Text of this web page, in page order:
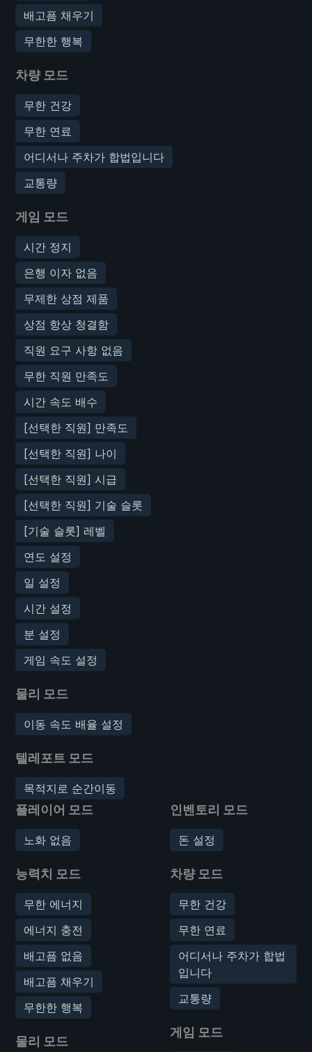
배고픔 채우기
무한한 행복
차량 모드
무한 건강
무한 연료
어디서나 주차가 합법입니다
교통량
게임 모드
시간 정지
은행 이자 없음
무제한 상점 제품
상점 항상 청결함
직원 요구 사항 없음
무한 직원 만족도
시간 속도 배수
[선택한 직원] 만족도
[선택한 직원] 나이
[선택한 직원] 시급
[선택한 직원] 기술 슬롯
[기술 슬롯] 레벨
연도 설정
일 설정
시간 설정
분 설정
게임 속도 설정
물리 모드
이동 속도 배율 설정
텔레포트 모드
목적지로 순간이동
플레이어 모드
노화 없음
능력치 모드
무한 에너지
에너지 충전
배고픔 없음
배고픔 채우기
무한한 행복
물리 모드
인벤토리 모드
돈 설정
차량 모드
무한 건강
무한 연료
어디서나 주차가 합법
입니다
교통량
게임 모드